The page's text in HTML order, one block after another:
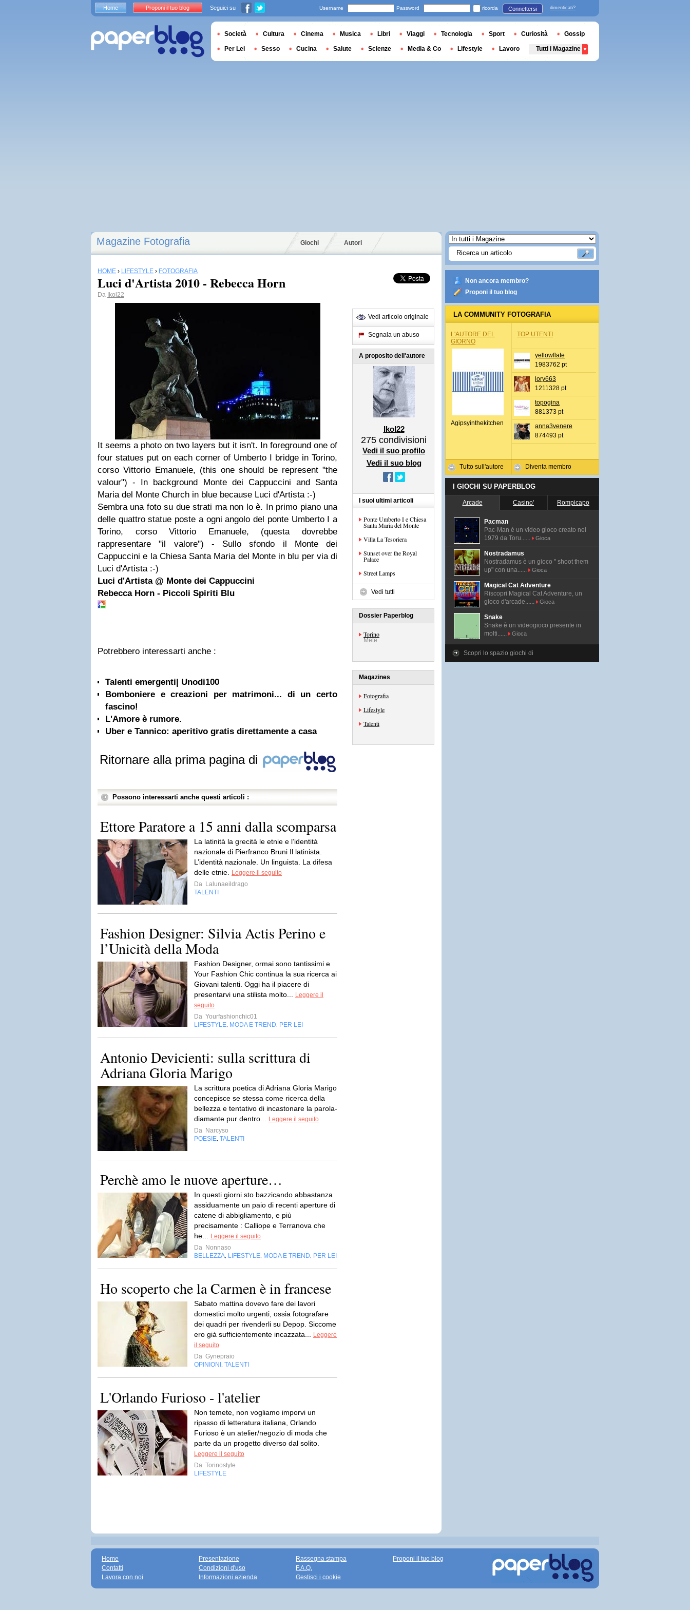
Magazine Fotografia Giochi Autori
HOME › LIFESTYLE › FOTOGRAFIA
Luci d'Artista 2010 - Rebecca Horn
Da Ikol22
It seems a photo on two layers but it isn't. In foreground one of
four statues put on each corner of Umberto I bridge in Torino,
corso Vittorio Emanuele, (this one should be represent "the
valour") - In background Monte dei Cappuccini and Santa
Maria del Monte Church in blue because Luci d'Artista :-)
Sembra una foto su due strati ma non lo è. In primo piano una
delle quattro statue poste a ogni angolo del ponte Umberto I a
Torino, corso Vittorio Emanuele, (questa dovrebbe
rappresentare "il valore") - Sullo sfondo il Monte dei
Cappuccini e la Chiesa Santa Maria del Monte in blu per via di
Luci d'Artista :-)
Luci d'Artista @ Monte dei Cappuccini
Rebecca Horn - Piccoli Spiriti Blu
Potrebbero interessarti anche :
Talenti emergenti| Unodi100
Bomboniere e creazioni per matrimoni... di un certo
fascino!
L'Amore è rumore.
Uber e Tannico: aperitivo gratis direttamente a casa
Ritornare alla prima pagina di
Possono interessarti anche questi articoli :
Ettore Paratore a 15 anni dalla scomparsa
La latinità la grecità le etnie e l’identità
nazionale di Pierfranco Bruni Il latinista.
L’identità nazionale. Un linguista. La difesa
delle etnie.
Leggere il seguito
Da Lalunaeildrago
TALENTI
Fashion Designer: Silvia Actis Perino e
l’Unicità della Moda
Fashion Designer, ormai sono tantissimi e
Your Fashion Chic continua la sua ricerca ai
Giovani talenti. Oggi ha il piacere di
presentarvi una stilista molto...
Leggere il
seguito
Da Yourfashionchic01
LIFESTYLE MODA E TREND PER LEI
Antonio Devicienti: sulla scrittura di
Adriana Gloria Marigo
La scrittura poetica di Adriana Gloria Marigo
concepisce se stessa come ricerca della
bellezza e tentativo di incastonare la parola-
diamante pur dentro...
Leggere il seguito
Da Narcyso
POESIE TALENTI
Perchè amo le nuove aperture…
In questi giorni sto bazzicando abbastanza
assiduamente un paio di recenti aperture di
catene di abbigliamento, e più
precisamente : Calliope e Terranova che
he...
Leggere il seguito
Da Nonnaso
BELLEZZA LIFESTYLE MODA E TREND PER LEI
Ho scoperto che la Carmen è in francese
Sabato mattina dovevo fare dei lavori
domestici molto urgenti, ossia fotografare
dei quadri per rivenderli su Depop. Siccome
ero già sufficientemente incazzata...
Leggere
il seguito
Da Gynepraio
OPINIONI
TALENTI
L'Orlando Furioso - l'atelier
Non temete, non vogliamo imporvi un
ripasso di letteratura italiana, Orlando
Furioso è un atelier/negozio di moda che
parte da un progetto diverso dal solito.
Leggere il seguito
Da Torinostyle
LIFESTYLE
Vedi articolo originale
Segnala un abuso
A proposito dell'autore
Ikol22
275 condivisioni
Vedi il suo profilo
Vedi il suo blog
I suoi ultimi articoli
Ponte Umberto I e Chiesa
Santa Maria del Monte
Villa La Tesoriera
Sunset over the Royal
Palace
Street Lamps
Vedi tutti
Dossier Paperblog
Torino
Mete
Magazines
Fotografia
Lifestyle
Talenti
Non ancora membro?
Proponi il tuo blog
LA COMMUNITY FOTOGRAFIA
L'AUTORE DEL
GIORNO
Agipsyinthekitchen
Tutto sull'autore
TOP UTENTI
yellowflate
1983762 pt
lory663
1211328 pt
topogina
881373 pt
anna3venere
874493 pt
Diventa membro
I GIOCHI SU PAPERBLOG
Arcade Casino' Rompicapo
Pacman
Pac-Man é un video gioco creato nel
1979 da Toru......
Gioca
Nostradamus
Nostradamus è un gioco " shoot them
up" con una......
Gioca
Magical Cat Adventure
Riscopri Magical Cat Adventure, un
gioco d'arcade......
Gioca
Snake
Snake è un videogioco presente in
molti......
Gioca
Scopri lo spazio giochi di
Home Proponi il tuo blog Seguici su Username Password ricorda Connettersi dimenticati?
Società Cultura Cinema Musica Libri Viaggi Tecnologia Sport Curiosità Gossip
Per Lei Sesso Cucina Salute Scienze Media & Co Lifestyle Lavoro Tutti i Magazine
Home
Contatti
Lavora con noi
Presentazione
Condizioni d'uso
Informazioni azienda
Rassegna stampa
F.A.Q.
Gestisci i cookie
Proponi il tuo blog